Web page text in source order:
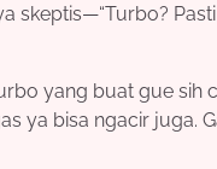
skeptis—“Turbo?
yang buat gue
ya bisa ngacir juga.